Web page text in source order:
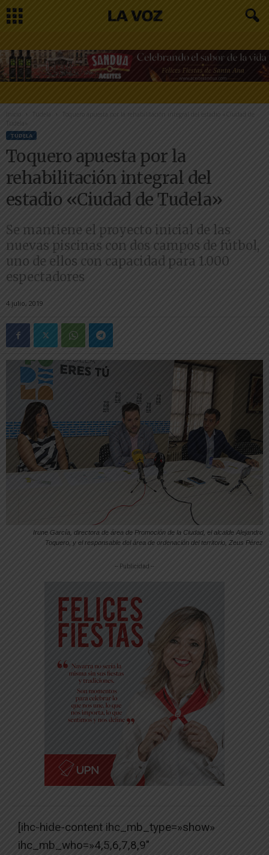
Inicio Tudela
Toquero apuesta por la rehabilitación integral del estadio «Ciudad de
Tudela»
TUDELA
Toquero apuesta por la
rehabilitación integral del
estadio «Ciudad de Tudela»
Se mantiene el proyecto inicial de las
nuevas piscinas con dos campos de fútbol,
uno de ellos con capacidad para 1.000
espectadores
4 julio, 2019
Irune García, directora de área de Promoción de la Ciudad, el alcalde Alejandro
Toquero, y el responsable del área de ordenación del territorio, Zeus Pérez
-- Publicidad --
[ihc-hide-content ihc_mb_type=»show»
ihc_mb_who=»4,5,6,7,8,9″